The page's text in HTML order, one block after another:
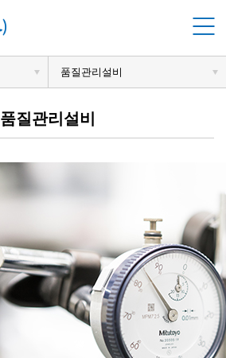
품질관리설비
품질관리설비